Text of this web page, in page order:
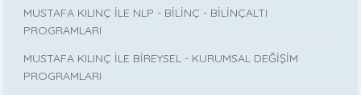
MUSTAFA KILINÇ İLE NLP - BİLİNÇ - BİLİNÇALTI
PROGRAMLARI
MUSTAFA KILINÇ İLE BİREYSEL - KURUMSAL DEĞİŞİM
PROGRAMLARI